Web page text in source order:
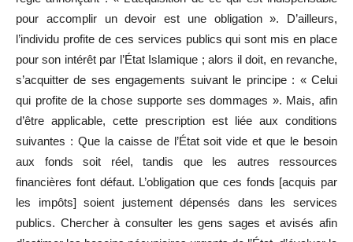
pour accomplir un devoir est une obligation ». D’ailleurs,
l’individu profite de ces services publics qui sont mis en place
pour son intérêt par l’État Islamique ; alors il doit, en revanche,
s’acquitter de ses engagements suivant le principe : « Celui
qui profite de la chose supporte ses dommages ». Mais, afin
d’être applicable, cette prescription est liée aux conditions
suivantes : Que la caisse de l’État soit vide et que le besoin
aux fonds soit réel, tandis que les autres ressources
financières font défaut. L’obligation que ces fonds [acquis par
les impôts] soient justement dépensés dans les services
publics. Chercher à consulter les gens sages et avisés afin